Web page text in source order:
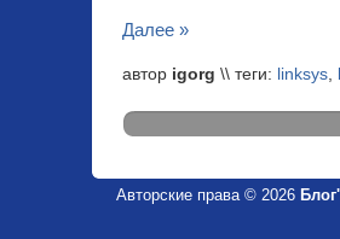
Далее »
автор igorg \\ теги: linksys,
Авторские права © 2026